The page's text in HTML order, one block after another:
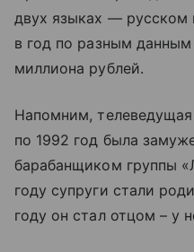
двух языках — русском
в год по разным
миллиона рублей.
Напомним,
по 1992 год была
барабанщиком группы
году супруги стали
году он стал отцом – у